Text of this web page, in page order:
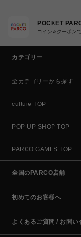
POCKET
コイン＆クーポン
カテゴリー
全カテゴリーから探す
culture TOP
POP-UP SHOP TOP
PARCO GAMES TOP
全国のPARCO店舗
初めてのお客様へ
よくあるご質問 / お問い